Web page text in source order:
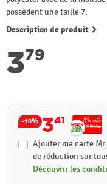
possèdent une taille 7.
Description de produit
379
-10% 341
Ajouter ma carte
de réduction sur
Découvrir les